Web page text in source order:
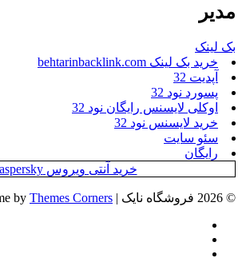
مدیر
بک لینک
خرید بک لینک behtarinbacklink.com
آپدیت 32
پسورد نود 32
اوکلی لایسنس رایگان نود 32
خرید لایسنس نود 32
سئو سایت
رایگان
خرید آنتی ویروس Kaspersky
© 2026 فروشگاه نایک | Theme by Themes Corners